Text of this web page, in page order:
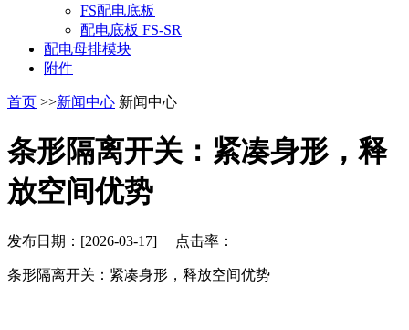
FS配电底板
配电底板 FS-SR
配电母排模块
附件
首页 >>新闻中心 新闻中心
条形隔离开关：紧凑身形，释
放空间优势
发布日期：[2026-03-17] 点击率：
条形隔离开关：紧凑身形，释放空间优势